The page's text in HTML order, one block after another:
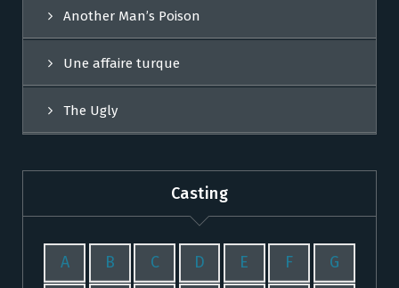
Another Man’s Poison
Une affaire turque
The Ugly
Casting
A B C D E F G